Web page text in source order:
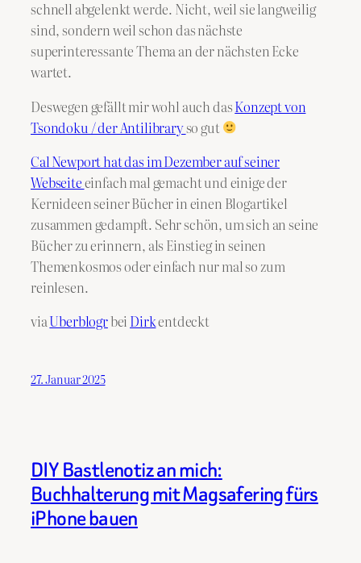
schnell abgelenkt werde. Nicht, weil sie langweilig
sind, sondern weil schon das nächste
superinteressante Thema an der nächsten Ecke
wartet.
Deswegen gefällt mir wohl auch dasKonzept von
Tsondoku / der Antilibraryso gut
Cal Newport hat das im Dezember auf seiner
Webseiteeinfach mal gemacht und einige der
Kernideen seiner Bücher in einen Blogartikel
zusammen gedampft. Sehr schön, um sich an seine
Bücher zu erinnern, als Einstieg in seinen
Themenkosmos oder einfach nur mal so zum
reinlesen.
viaUberblogrbei Dirkentdeckt
27. Januar 2025
DIY Bastlenotiz an mich:
Buchhalterung mit Magsafering fürs
iPhone bauen